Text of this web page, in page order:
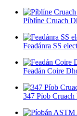
Píblíne Cruach
Feadánra SS
Feadán Coire
347 Píob Cruach